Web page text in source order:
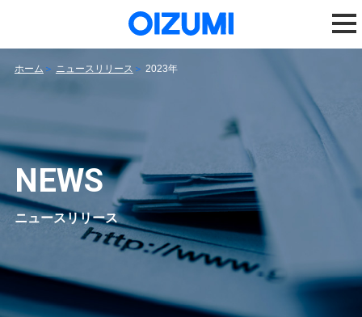
ホーム ニュースリリース 2023年
NEWS
ニュースリリース